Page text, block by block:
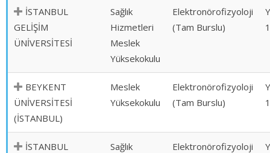
İSTANBUL
GELİŞİM
ÜNİVERSİTESİ
Sağlık
Hizmetleri
Meslek
Yüksekokulu
Elektronörofizyoloji
(Tam Burslu)
1
BEYKENT
ÜNİVERSİTESİ
(İSTANBUL)
Meslek
Yüksekokulu
Elektronörofizyoloji
(Tam Burslu)
1
İSTANBUL
Sağlık
Elektronörofizyoloji